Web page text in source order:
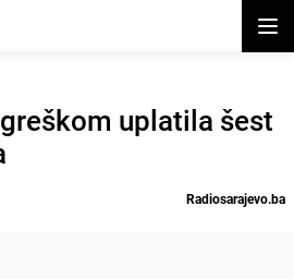
uplatila šest
Radiosarajevo.ba